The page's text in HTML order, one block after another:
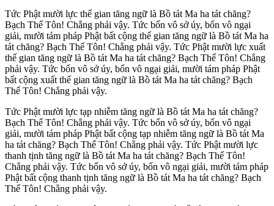
Tức Phật mười lực thế gian tăng ngữ là Bồ tát Ma ha tát chăng?
Bạch Thế Tôn! Chẳng phải vậy. Tức bốn vô sở úy, bốn vô ngại
giải, mười tám pháp Phật bất cộng thế gian tăng ngữ là Bồ tát Ma ha
tát chăng? Bạch Thế Tôn! Chẳng phải vậy. Tức Phật mười lực xuất
thế gian tăng ngữ là Bồ tát Ma ha tát chăng? Bạch Thế Tôn! Chẳng
phải vậy. Tức bốn vô sở úy, bốn vô ngại giải, mười tám pháp Phật
bất cộng xuất thế gian tăng ngữ là Bồ tát Ma ha tát chăng? Bạch
Thế Tôn! Chẳng phải vậy.
Tức Phật mười lực tạp nhiễm tăng ngữ là Bồ tát Ma ha tát chăng?
Bạch Thế Tôn! Chẳng phải vậy. Tức bốn vô sở úy, bốn vô ngại
giải, mười tám pháp Phật bất cộng tạp nhiễm tăng ngữ là Bồ tát Ma
ha tát chăng? Bạch Thế Tôn! Chẳng phải vậy. Tức Phật mười lực
thanh tịnh tăng ngữ là Bồ tát Ma ha tát chăng? Bạch Thế Tôn!
Chẳng phải vậy. Tức bốn vô sở úy, bốn vô ngại giải, mười tám pháp
Phật bất cộng thanh tịnh tăng ngữ là Bồ tát Ma ha tát chăng? Bạch
Thế Tôn! Chẳng phải vậy.